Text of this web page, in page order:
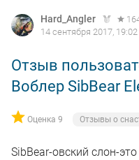
Hard_Angler
14 сентября 2017, 19:02
Отзыв
Воблер SibBear
Оценка 9 Отзывы о
SibBear-овский слон-